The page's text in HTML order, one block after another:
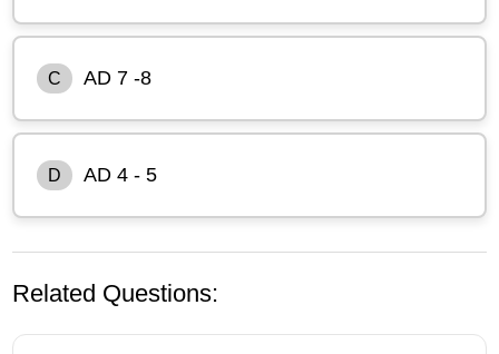
C AD 7 -8
D AD 4 - 5
Related Questions: